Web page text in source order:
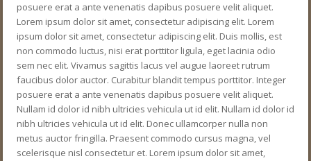
posuere erat a ante venenatis dapibus posuere velit aliquet.
Lorem ipsum dolor sit amet, consectetur adipiscing elit. Lorem
ipsum dolor sit amet, consectetur adipiscing elit. Duis mollis, est
non commodo luctus, nisi erat porttitor ligula, eget lacinia odio
sem nec elit. Vivamus sagittis lacus vel augue laoreet rutrum
faucibus dolor auctor. Curabitur blandit tempus porttitor. Integer
posuere erat a ante venenatis dapibus posuere velit aliquet.
Nullam id dolor id nibh ultricies vehicula ut id elit. Nullam id dolor id
nibh ultricies vehicula ut id elit. Donec ullamcorper nulla non
metus auctor fringilla. Praesent commodo cursus magna, vel
scelerisque nisl consectetur et. Lorem ipsum dolor sit amet,